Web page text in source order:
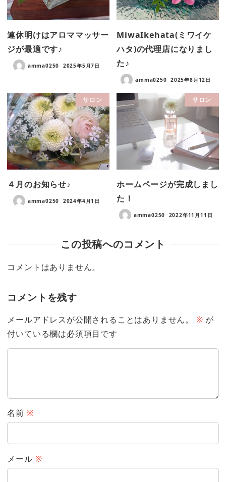
連休明けはアロママッサー
ジが最適です♪
amma0250 2025年5月7日
MiwaIkehata(ミワイケ
ハタ)の代理店になりまし
た♪
amma0250 2025年8月12日
サロン
４月のお知らせ♪
amma0250 2024年4月1日
サロン
ホームページが完成しまし
た！
amma0250 2022年11月11日
この投稿へのコメント
コメントはありません。
コメントを残す
メールアドレスが公開されることはありません。 ※ が
付いている欄は必須項目です
名前 ※
メール ※